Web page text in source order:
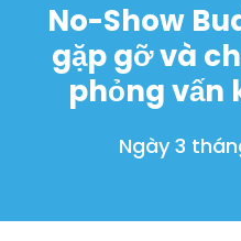
No-Show
gặp gỡ và
phỏng vấn
Ngày 3